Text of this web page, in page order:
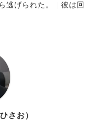
逃げられた。｜彼は回
さお）